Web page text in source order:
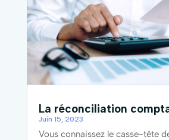
La réconciliation
Juin 15, 2023
Vous connaissez le casse-tête